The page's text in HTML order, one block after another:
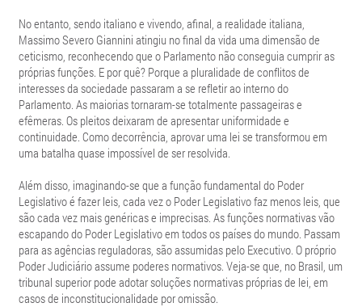
No entanto, sendo italiano e vivendo, afinal, a realidade italiana,
Massimo Severo Giannini atingiu no final da vida uma dimensão de
ceticismo, reconhecendo que o Parlamento não conseguia cumprir as
próprias funções. E por quê? Porque a pluralidade de conflitos de
interesses da sociedade passaram a se refletir ao interno do
Parlamento. As maiorias tornaram-se totalmente passageiras e
efêmeras. Os pleitos deixaram de apresentar uniformidade e
continuidade. Como decorrência, aprovar uma lei se transformou em
uma batalha quase impossível de ser resolvida.
Além disso, imaginando-se que a função fundamental do Poder
Legislativo é fazer leis, cada vez o Poder Legislativo faz menos leis, que
são cada vez mais genéricas e imprecisas. As funções normativas vão
escapando do Poder Legislativo em todos os países do mundo. Passam
para as agências reguladoras, são assumidas pelo Executivo. O próprio
Poder Judiciário assume poderes normativos. Veja-se que, no Brasil, um
tribunal superior pode adotar soluções normativas próprias de lei, em
casos de inconstitucionalidade por omissão.